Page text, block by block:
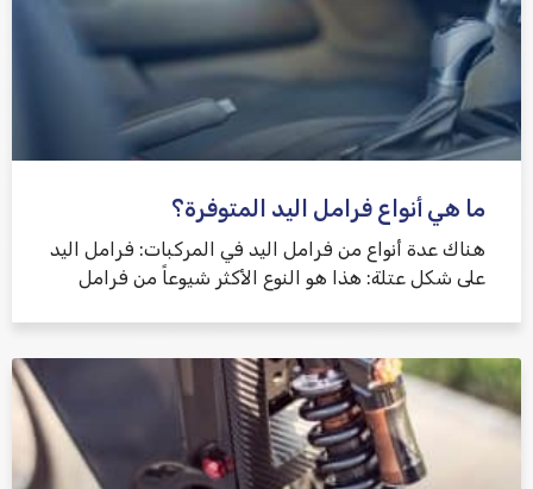
ما هي أنواع فرامل اليد المتوفرة؟
هناك عدة أنواع من فرامل اليد في المركبات: فرامل اليد
على شكل عتلة: هذا هو النوع الأكثر شيوعاً من فرامل